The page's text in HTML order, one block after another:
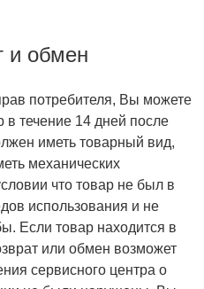
и обмен
потребителя, Вы можете
в течение 14 дней после
иметь товарный вид,
механических
что товар не был в
использования и не
Если товар находится в
или обмен возможет
сервисного центра о